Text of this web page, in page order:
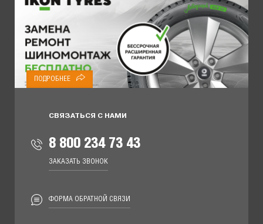
ПОДРОБНЕЕ
СВЯЗАТЬСЯ С НАМИ
8 800 234 73 43
ЗАКАЗАТЬ ЗВОНОК
ФОРМА ОБРАТНОЙ СВЯЗИ